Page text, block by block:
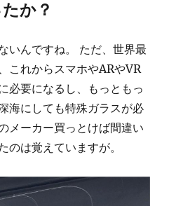
か？
いんですね。 ただ、世界最
これからスマホやARやVR
必要になるし、もっともっ
海にしても特殊ガラスが必
メーカー買っとけば間違い
のは覚えていますが。